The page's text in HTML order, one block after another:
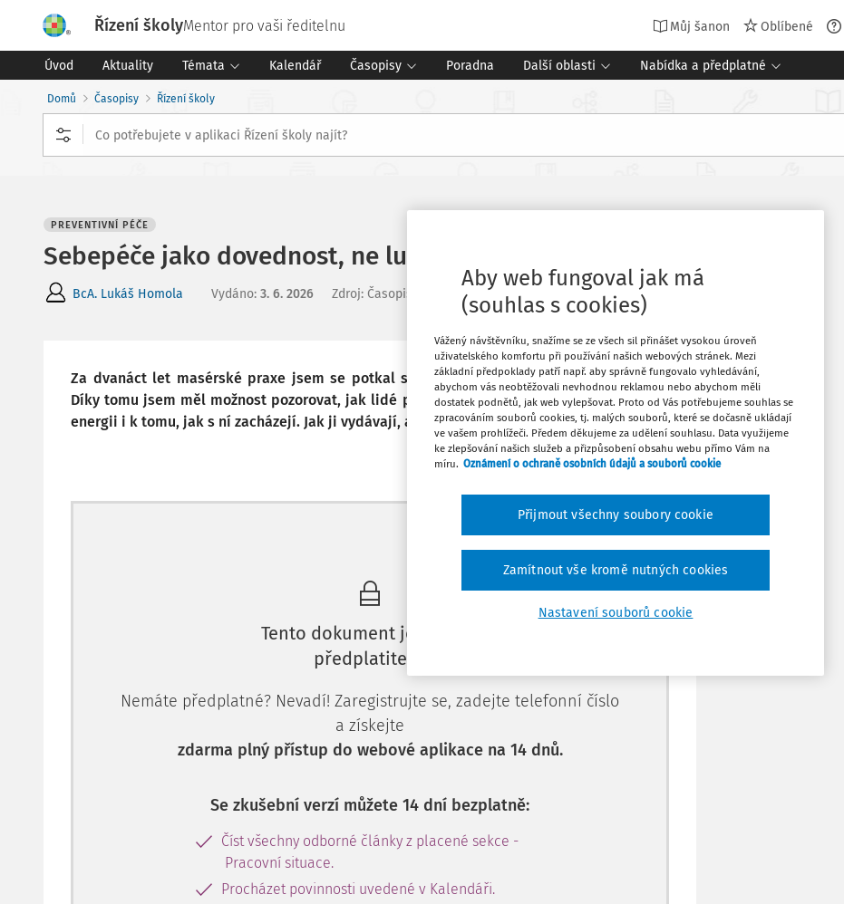
Řízení školyMentor pro vaši ředitelnu Můj šanon Oblíbené
Úvod Aktuality Témata Kalendář Časopisy Poradna Další oblasti Nabídka a předplatné
Domů Časopisy Řízení školy
PREVENTIVNÍ PÉČE
Sebepéče jako dovednost, ne luxus
BcA. Lukáš Homola Vydáno: 3. 6. 2026 Zdroj: Časopis Řízení školy Vydání: 7-8/2026 4 minuty čtení
Za dvanáct let masérské praxe jsem se potkal se stovkami lidí, kteří přišli na masáž.
Díky tomu jsem měl možnost pozorovat, jak lidé přistupují sami k sobě - ke svému tělu,
energii i k tomu, jak s ní zacházejí. Jak ji vydávají, ale už méně často doplňují.
Máte předplatné? Přihlaste se.
Tento dokument je jen pro
předplatitele.
Nemáte předplatné? Nevadí! Zaregistrujte se, zadejte telefonní číslo
a získejte
zdarma plný přístup do webové aplikace na 14 dnů.
Se zkušební verzí můžete 14 dní bezplatně:
Číst všechny odborné články z placené sekce -
Pracovní situace.
Procházet povinnosti uvedené v Kalendáři.
Oblíbené
Stáhnout
Sdílet
Poznámka
Aby web fungoval jak má
(souhlas s cookies)
Vážený návštěvníku, snažíme se ze všech sil přinášet vysokou úroveň
uživatelského komfortu při používání našich webových stránek. Mezi
základní předpoklady patří např. aby správně fungovalo vyhledávání,
abychom vás neobtěžovali nevhodnou reklamou nebo abychom měli
dostatek podnětů, jak web vylepšovat. Proto od Vás potřebujeme souhlas se
zpracováním souborů cookies, tj. malých souborů, které se dočasně ukládají
ve vašem prohlížeči. Předem děkujeme za udělení souhlasu. Data využijeme
ke zlepšování našich služeb a přizpůsobení obsahu webu přímo Vám na
míru. Oznámení o ochraně osobních údajů a souborů cookie
Nastavení souborů cookie
Zamítnout vše kromě nutných cookies
Přijmout všechny soubory cookie